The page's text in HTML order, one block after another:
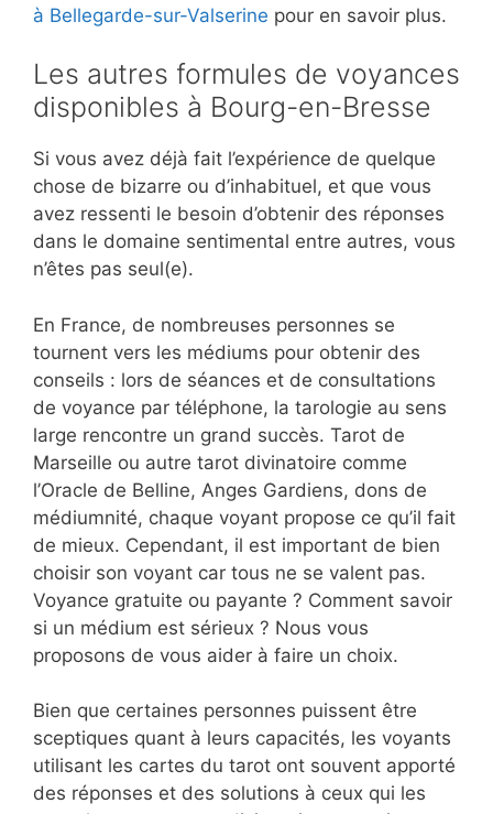
à Bellegarde-sur-Valserine pour en savoir plus.
Les autres formules de voyances
disponibles à Bourg-en-Bresse
Si vous avez déjà fait l’expérience de quelque
chose de bizarre ou d’inhabituel, et que vous
avez ressenti le besoin d’obtenir des réponses
dans le domaine sentimental entre autres, vous
n’êtes pas seul(e).
En France, de nombreuses personnes se
tournent vers les médiums pour obtenir des
conseils : lors de séances et de consultations
de voyance par téléphone, la tarologie au sens
large rencontre un grand succès. Tarot de
Marseille ou autre tarot divinatoire comme
l’Oracle de Belline, Anges Gardiens, dons de
médiumnité, chaque voyant propose ce qu’il fait
de mieux. Cependant, il est important de bien
choisir son voyant car tous ne se valent pas.
Voyance gratuite ou payante ? Comment savoir
si un médium est sérieux ? Nous vous
proposons de vous aider à faire un choix.
Bien que certaines personnes puissent être
sceptiques quant à leurs capacités, les voyants
utilisant les cartes du tarot ont souvent apporté
des réponses et des solutions à ceux qui les